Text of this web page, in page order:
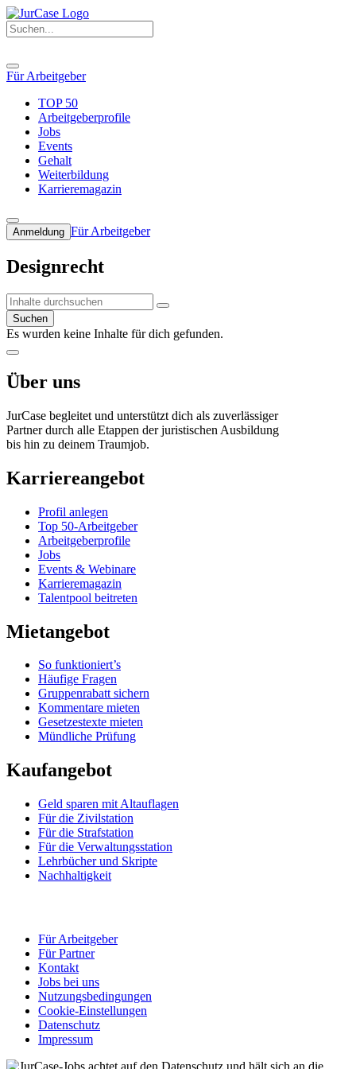
Für Arbeitgeber
TOP 50
Arbeitgeberprofile
Jobs
Events
Gehalt
Weiterbildung
Karrieremagazin
Anmeldung Für Arbeitgeber
Designrecht
Suchen
Es wurden keine Inhalte für dich gefunden.
Über uns
JurCase begleitet und unterstützt dich als zuverlässiger
Partner durch alle Etappen der juristischen Ausbildung
bis hin zu deinem Traumjob.
Karriereangebot
Profil anlegen
Top 50-Arbeitgeber
Arbeitgeberprofile
Jobs
Events & Webinare
Karrieremagazin
Talentpool beitreten
Mietangebot
So funktioniert’s
Häufige Fragen
Gruppenrabatt sichern
Kommentare mieten
Gesetzestexte mieten
Mündliche Prüfung
Kaufangebot
Geld sparen mit Altauflagen
Für die Zivilstation
Für die Strafstation
Für die Verwaltungsstation
Lehrbücher und Skripte
Nachhaltigkeit
Für Arbeitgeber
Für Partner
Kontakt
Jobs bei uns
Nutzungsbedingungen
Cookie-Einstellungen
Datenschutz
Impressum